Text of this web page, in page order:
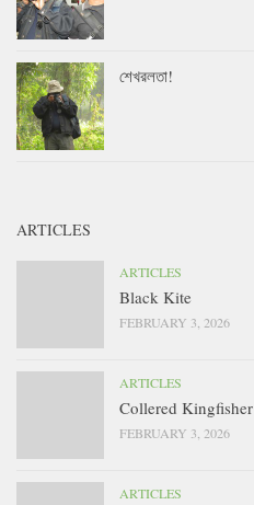
শেখরলতা!
ARTICLES
ARTICLES
Black Kite
FEBRUARY 3, 2026
ARTICLES
Collered Kingfisher
FEBRUARY 3, 2026
ARTICLES